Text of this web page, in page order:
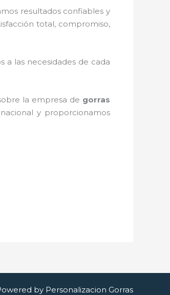
resultados confiables y
total, compromiso,
a las necesidades de cada
la empresa de gorras
y proporcionamos
by Personalizacion Gorras